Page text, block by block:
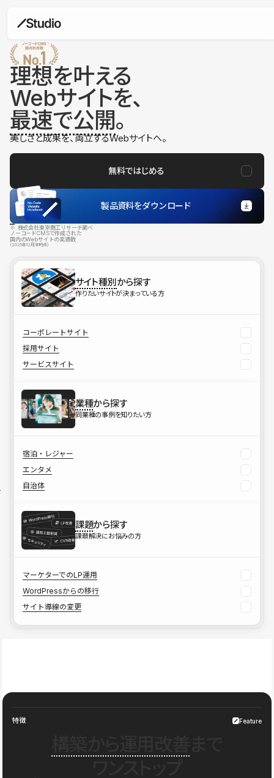
理想を叶える
Webサイトを、
最速で公開。
美しさと成果を、両立するWebサイトへ。
無料ではじめる
製品資料をダウンロード
※ 株式会社東京商工リサーチ調べ
ノーコードCMSで作成された
国内のWebサイトの実績数
（2025年12月末時点）
サイト種別から探す
作りたいサイトが決まっている方
コーポレートサイト
採用サイト
サービスサイト
業種から探す
同業種の事例を知りたい方
宿泊・レジャー
エンタメ
自治体
課題から探す
課題解決にお悩みの方
マーケターでのLP運用
WordPressからの移行
サイト導線の変更
特徴 Feature